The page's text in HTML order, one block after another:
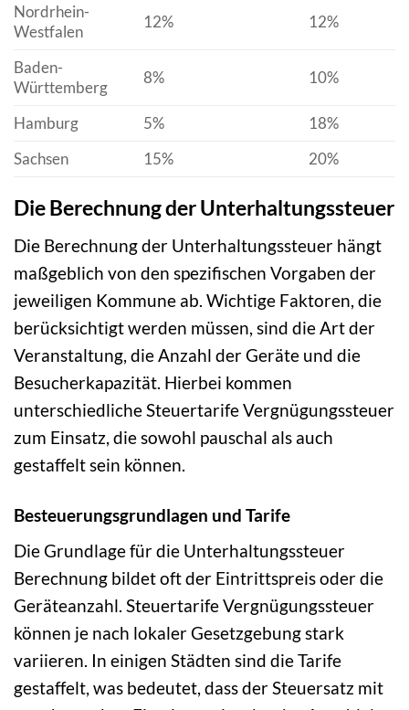
Nordrhein-
Westfalen
12% 12%
Baden-
Württemberg
8% 10%
Hamburg 5%
18%
Sachsen
15% 20%
Die Berechnung der Unterhaltungssteuer
Die Berechnung der Unterhaltungssteuer hängt
maßgeblich von den spezifischen Vorgaben der
jeweiligen Kommune ab. Wichtige Faktoren, die
berücksichtigt werden müssen, sind die Art der
Veranstaltung, die Anzahl der Geräte und die
Besucherkapazität. Hierbei kommen
unterschiedliche Steuertarife Vergnügungssteuer
zum Einsatz, die sowohl pauschal als auch
gestaffelt sein können.
Besteuerungsgrundlagen und Tarife
Die Grundlage für die Unterhaltungssteuer
Berechnung bildet oft der Eintrittspreis oder die
Geräteanzahl. Steuertarife Vergnügungssteuer
können je nach lokaler Gesetzgebung stark
variieren. In einigen Städten sind die Tarife
gestaffelt, was bedeutet, dass der Steuersatz mit